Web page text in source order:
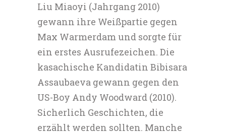
Liu Miaoyi (Jahrgang 2010)
gewann ihre Weißpartie gegen
Max Warmerdam und sorgte für
ein erstes Ausrufezeichen. Die
kasachische Kandidatin Bibisara
Assaubaeva gewann gegen den
US-Boy Andy Woodward (2010).
Sicherlich Geschichten, die
erzählt werden sollten. Manche